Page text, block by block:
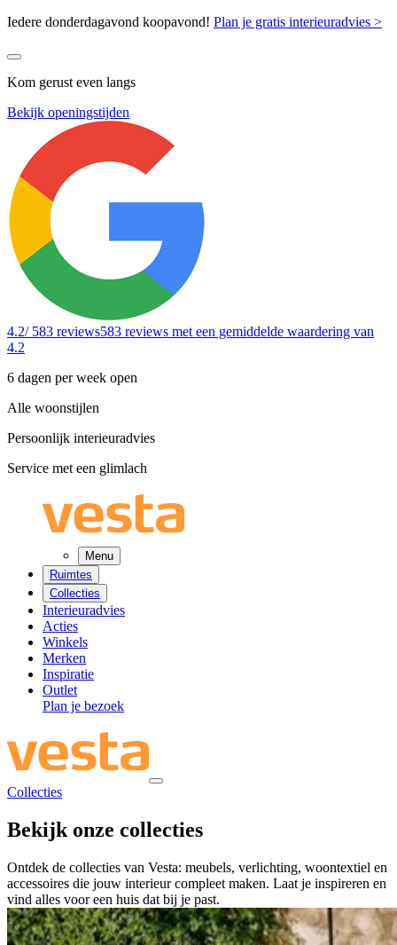
Iedere donderdagavond koopavond! Plan je gratis interieuradvies >
Kom gerust even langs
Bekijk openingstijden
4.2/ 583 reviews583 reviews met een gemiddelde waardering van
4.2
6 dagen per week open
Alle woonstijlen
Persoonlijk interieuradvies
Service met een glimlach
Menu
Ruimtes
Collecties
Interieuradvies
Acties
Winkels
Merken
Inspiratie
Outlet
Plan je bezoek
Collecties
Bekijk onze collecties
Ontdek de collecties van Vesta: meubels, verlichting, woontextiel en
accessoires die jouw interieur compleet maken. Laat je inspireren en
vind alles voor een huis dat bij je past.